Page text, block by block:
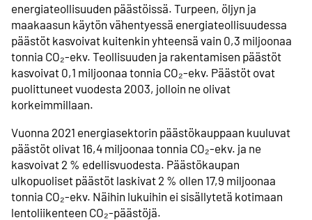
energiateollisuuden päästöissä. Turpeen, öljyn ja
maakaasun käytön vähentyessä energiateollisuudessa
päästöt kasvoivat kuitenkin yhteensä vain 0,3 miljoonaa
tonnia CO₂-ekv. Teollisuuden ja rakentamisen päästöt
kasvoivat 0,1 miljoonaa tonnia CO₂-ekv. Päästöt ovat
puolittuneet vuodesta 2003, jolloin ne olivat
korkeimmillaan.
Vuonna 2021 energiasektorin päästökauppaan kuuluvat
päästöt olivat 16,4 miljoonaa tonnia CO₂-ekv. ja ne
kasvoivat 2 % edellisvuodesta. Päästökaupan
ulkopuoliset päästöt laskivat 2 % ollen 17,9 miljoonaa
tonnia CO₂-ekv. Näihin lukuihin ei sisällytetä kotimaan
lentoliikenteen CO₂-päästöjä.